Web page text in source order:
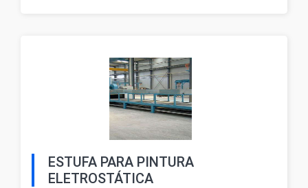
ESTUFA PARA PINTURA
ELETROSTÁTICA